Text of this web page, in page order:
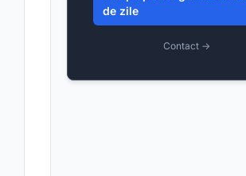
de zile
Contact →